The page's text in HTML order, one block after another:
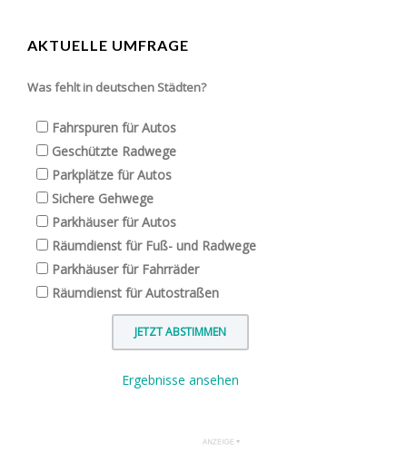
AKTUELLE UMFRAGE
Was fehlt in deutschen Städten?
Fahrspuren für Autos
Geschützte Radwege
Parkplätze für Autos
Sichere Gehwege
Parkhäuser für Autos
Räumdienst für Fuß- und Radwege
Parkhäuser für Fahrräder
Räumdienst für Autostraßen
Ergebnisse ansehen